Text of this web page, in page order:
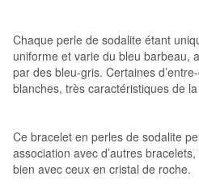
Chaque perle de sodalite étant
uniforme et varie du bleu barbeau,
par des bleu-gris. Certaines
blanches, très caractéristiques de
Ce bracelet en perles de sodalite
association avec d’autres
bien avec ceux en cristal de roche.